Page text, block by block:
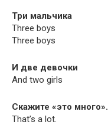
Три мальчика
Three boys
Three boys
И две девочки
And two girls
Скажите «это много».
That’s a lot.